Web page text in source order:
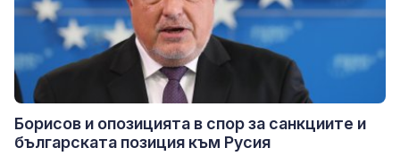
Борисов и опозицията в спор за санкциите и
българската позиция към Русия